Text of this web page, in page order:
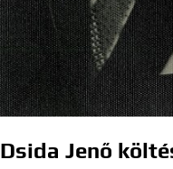
Dsida Jenő